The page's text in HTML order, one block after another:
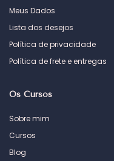
Meus Dados
Lista dos desejos
Política de privacidade
Política de frete e entregas
Os Cursos
Sobre mim
Cursos
Blog